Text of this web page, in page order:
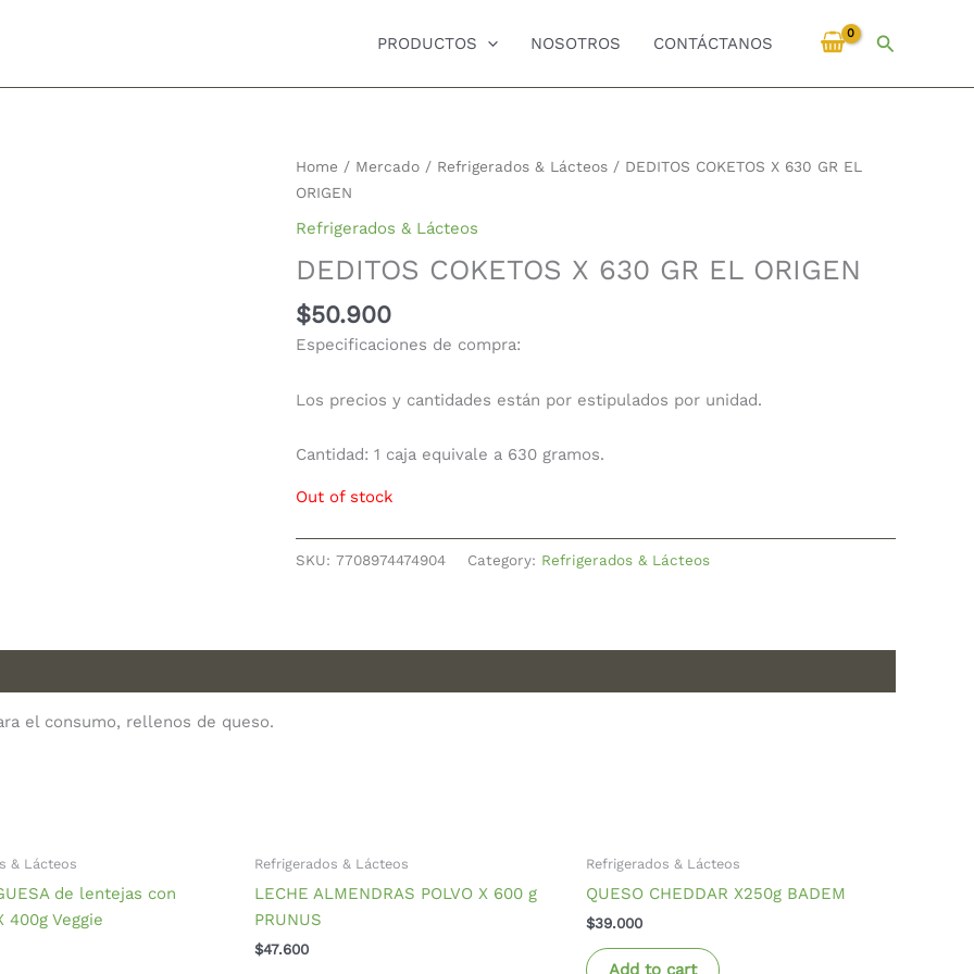
PRODUCTOS NOSOTROS CONTÁCTANOS Buscar
Home / Mercado / Refrigerados & Lácteos / DEDITOS COKETOS X 630 GR EL
ORIGEN
Refrigerados & Lácteos
DEDITOS COKETOS X 630 GR EL ORIGEN
$50.900
Especificaciones de compra:
Los precios y cantidades están por estipulados por unidad.
Cantidad: 1 caja equivale a 630 gramos.
Out of stock
SKU: 7708974474904 Category: Refrigerados & Lácteos
el consumo, rellenos de queso.
& Lácteos
de lentejas con
400g Veggie
Refrigerados & Lácteos
LECHE ALMENDRAS POLVO X 600 g
PRUNUS
$47.600
Refrigerados & Lácteos
QUESO CHEDDAR X250g BADEM
$39.000